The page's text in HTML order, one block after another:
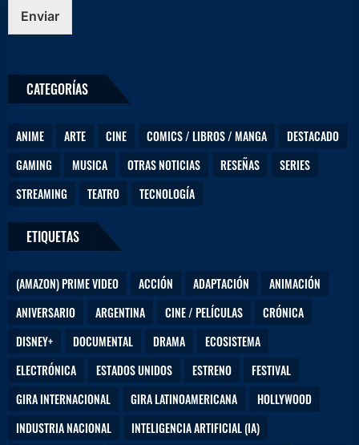
s
j
Enviar
CATEGORÍAS
ANIME ARTE CINE COMICS / LIBROS / MANGA
DESTACADO
GAMING
MUSICA OTRAS NOTICIAS RESEÑAS
SERIES
STREAMING
TEATRO TECNOLOGÍA
ETIQUETAS
(AMAZON) PRIME VIDEO ACCIÓN ADAPTACIÓN
ANIMACIÓN
ANIVERSARIO
ARGENTINA CINE / PELÍCULAS
CRÓNICA
DISNEY+
DOCUMENTAL DRAMA
ECOSISTEMA
ELECTRÓNICA
ESTADOS UNIDOS ESTRENO
FESTIVAL
GIRA INTERNACIONAL
GIRA LATINOAMERICANA
HOLLYWOOD
INDUSTRIA NACIONAL
INTELIGENCIA ARTIFICIAL (IA)